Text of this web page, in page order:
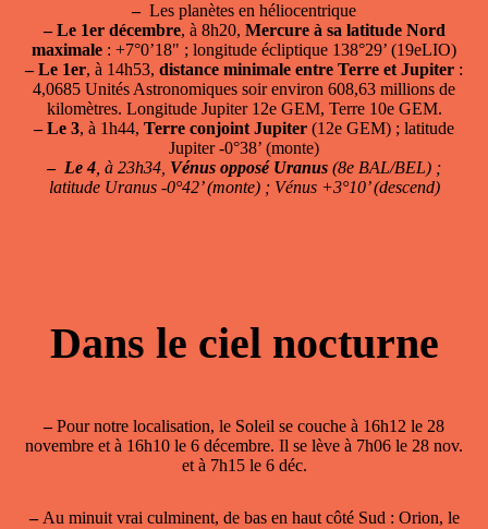
– Les planètes en héliocentrique
– Le 1er décembre, à 8h20, Mercure à sa latitude Nord
maximale : +7°0’18" ; longitude écliptique 138°29’ (19eLIO)
– Le 1er, à 14h53, distance minimale entre Terre et Jupiter :
4,0685 Unités Astronomiques soir environ 608,63 millions de
kilomètres. Longitude Jupiter 12e GEM, Terre 10e GEM.
– Le 3, à 1h44, Terre conjoint Jupiter (12e GEM) ; latitude
Jupiter -0°38’ (monte)
– Le 4 , à 23h34, Vénus opposé Uranus (8e BAL/BEL) ;
latitude Uranus -0°42’ (monte) ; Vénus +3°10’ (descend)
Dans le ciel nocturne
–Pour notre localisation, le Soleil se couche à 16h12 le 28
novembre et à 16h10 le 6 décembre. Il se lève à 7h06 le 28 nov.
et à 7h15 le 6 déc.
–Au minuit vrai culminent, de bas en haut côté Sud : Orion, le